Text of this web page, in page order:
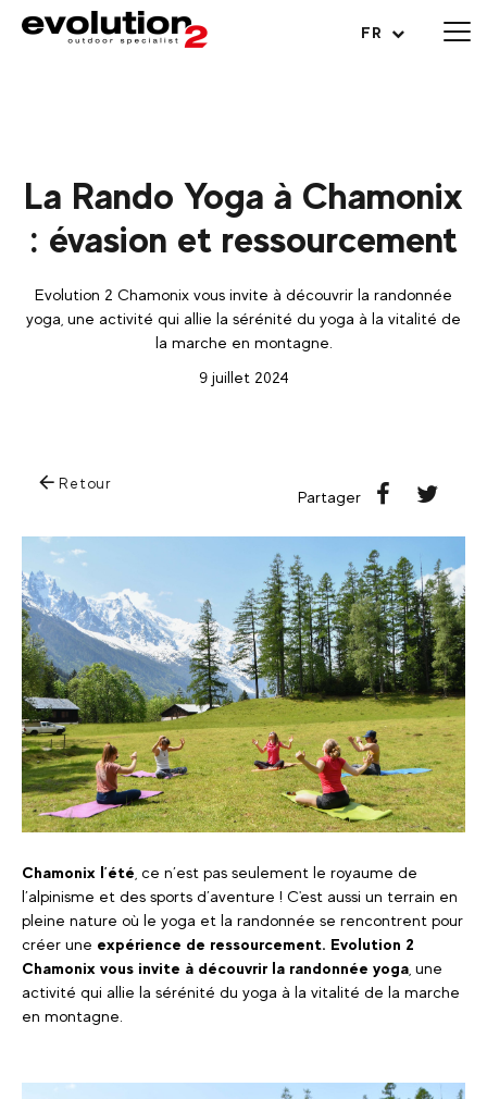
FR
Ouvrir le menu
La Rando Yoga à Chamonix
: évasion et ressourcement
Evolution 2 Chamonix vous invite à découvrir la randonnée
yoga, une activité qui allie la sérénité du yoga à la vitalité de
la marche en montagne.
9 juillet 2024
Retour
Partager
Chamonix l’été , ce n’est pas seulement le royaume de
l’alpinisme et des sports d’aventure ! C'est aussi un terrain en
pleine nature où le yoga et la randonnée se rencontrent pour
créer une expérience de ressourcement. Evolution 2
Chamonix vous invite à découvrir la randonnée yoga , une
activité qui allie la sérénité du yoga à la vitalité de la marche
en montagne.